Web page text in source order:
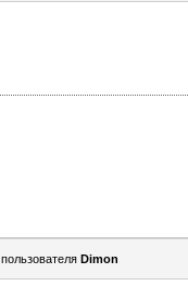
пользователя Dimon